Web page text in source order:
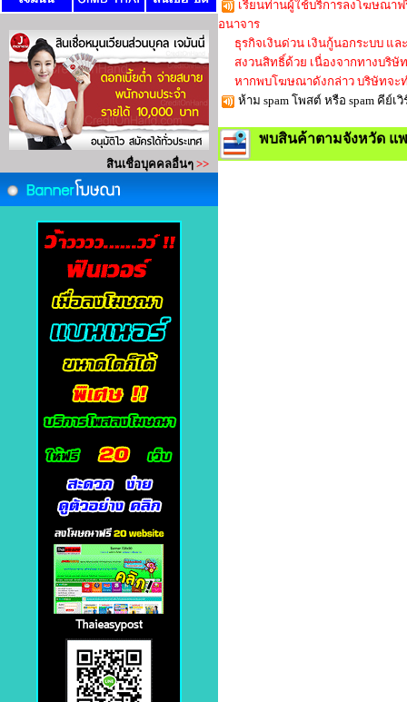
เรียนท่านผู้ใช้บริการลงโฆษณา
อนาจาร
ธุรกิจเงินด่วน เงินกู้นอกระบบ แล
สงวนสิทธิ์ด้วย เนื่องจากทางบริษัท
หากพบโฆษณาดังกล่าว บริษัทจะ
ห้าม spam โพสต์ หรือ spam คีย์
พบสินค้าตามจังหวัด แ